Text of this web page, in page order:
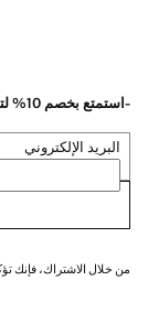
-استمتع بخصم 10% لتسوقك القادم عند اشتراكك في نشرتنا الاخبارية
البريد الإلكتروني
من خلال الاشتراك، فإنك